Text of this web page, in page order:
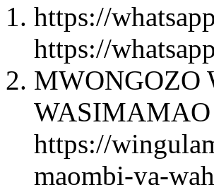
https://
https://
MWONGOZO
https://
maombi-ya-